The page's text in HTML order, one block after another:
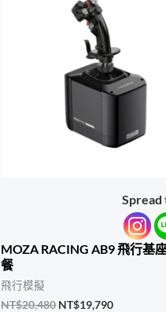
Spread
MOZA RACING AB9 飛行基
餐
飛行模擬
NT$20,480 原
NT$19,790目